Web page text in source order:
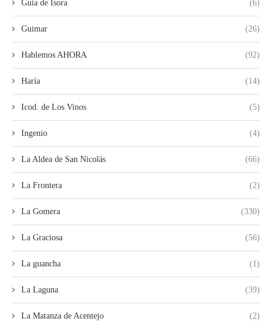
Guia de Isora (6)
Guimar (26)
Hablemos AHORA (92)
Haría (14)
Icod. de Los Vinos (5)
Ingenio (4)
La Aldea de San Nicolás (66)
La Frontera (2)
La Gomera (330)
La Graciosa (56)
La guancha (1)
La Laguna (39)
La Matanza de Acentejo (2)